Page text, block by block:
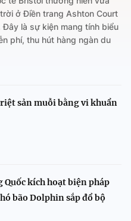
ở Điền trang Ashton Court
là sự kiện mang tính biểu
phí, thu hút hàng ngàn du
sản muỗi bằng vi khuẩn
Quốc kích hoạt biện pháp
bão Dolphin sắp đổ bộ